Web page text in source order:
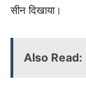
सीन दिखाया।
Also Read: